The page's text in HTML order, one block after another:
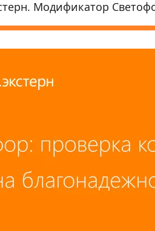
Модификатор